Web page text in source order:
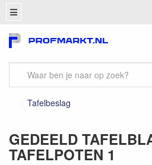
Tafelbeslag
GEDEELD
TAFELPOTEN 1